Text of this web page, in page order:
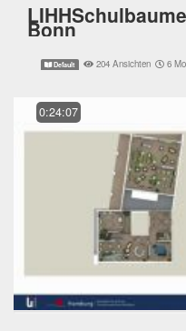
Bonn
Default 204 Ansichten 6
0:24:07